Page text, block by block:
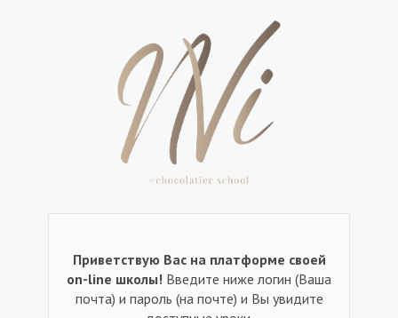
Приветствую Вас на платформе своей
on-line школы! Введите ниже логин (Ваша
почта) и пароль (на почте) и Вы увидите